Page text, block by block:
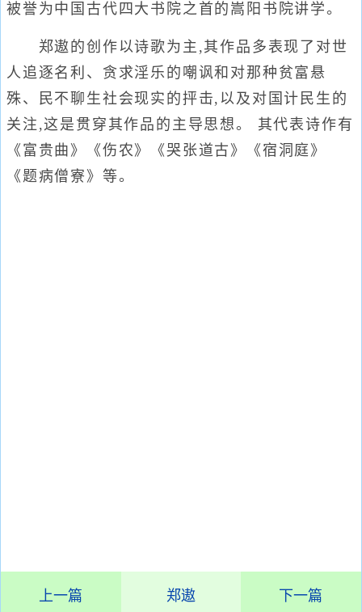
被誉为中国古代四大书院之首的嵩阳书院讲学。
郑遨的创作以诗歌为主,其作品多表现了对世
人追逐名利、贪求淫乐的嘲讽和对那种贫富悬
殊、民不聊生社会现实的抨击,以及对国计民生的
关注,这是贯穿其作品的主导思想。 其代表诗作有
《富贵曲》《伤农》《哭张道古》《宿洞庭》
《题病僧寮》等。
上一篇 郑遨 下一篇